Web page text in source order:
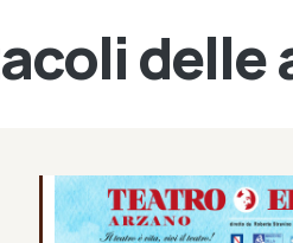
delle